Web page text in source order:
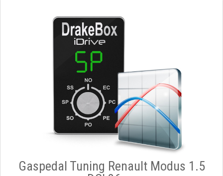
Gaspedal Tuning Renault Modus 1.5